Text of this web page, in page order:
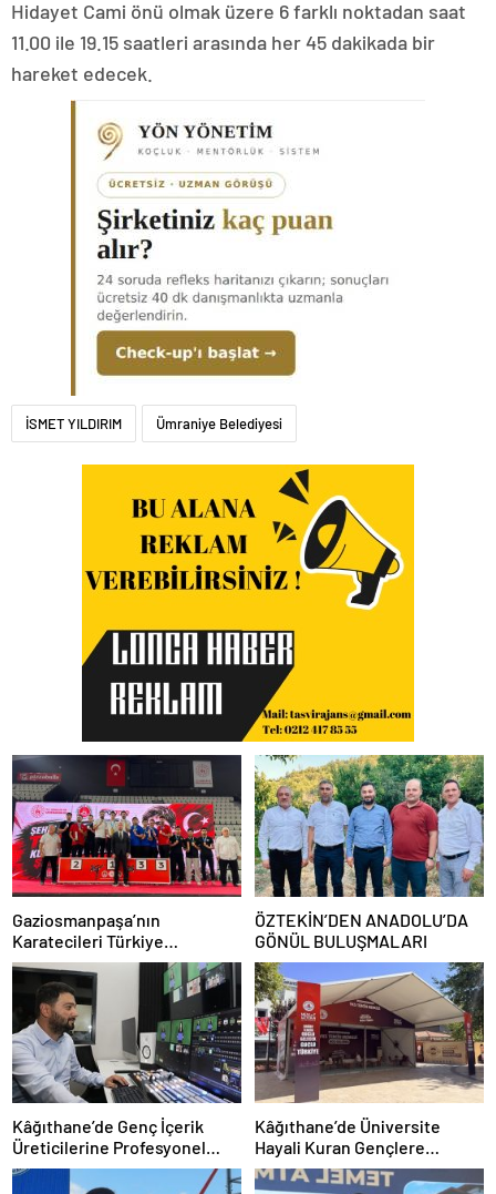
Hidayet Cami önü olmak üzere 6 farklı noktadan saat
11.00 ile 19.15 saatleri arasında her 45 dakikada bir
hareket edecek.
İSMET YILDIRIM Ümraniye Belediyesi
Gaziosmanpaşa’nın
Karatecileri Türkiye
Şampiyonası’nda Kürsüyü
Bırakmadı
ÖZTEKİN’DEN ANADOLU’DA
GÖNÜL BULUŞMALARI
Kâğıthane’de Genç İçerik
Üreticilerine Profesyonel
Stüdyo Desteği
Kâğıthane’de Üniversite
Hayali Kuran Gençlere
Ücretsiz Tercih Rehberliği